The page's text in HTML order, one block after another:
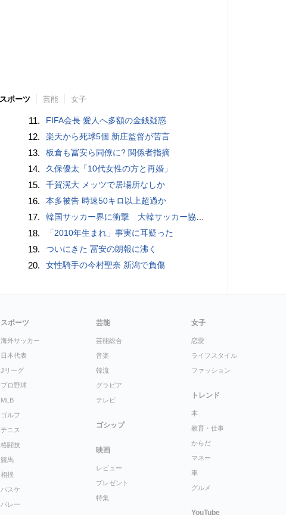
スポーツ 芸能 女子
11. FIFA会長 愛人へ多額の金銭疑惑
12. 楽天から死球5個 新庄監督が苦言
13. 板倉も冨安ら同僚に? 関係者指摘
14. 久保優太「10代女性の方と再婚」
15. 千賀滉大 メッツで居場所なしか
16. 本多被告 時速50キロ以上超過か
17. 韓国サッカー界に衝撃 大韓サッカー協会に外国人審判への“性的接待”疑惑 韓国メディアが報道
18. 「2010年生まれ」事実に耳疑った
19. ついにきた 冨安の朗報に沸く
20. 女性騎手の今村聖奈 新潟で負傷
スポーツ
海外サッカー
日本代表
Jリーグ
プロ野球
MLB
ゴルフ
テニス
格闘技
競馬
相撲
バスケ
バレー
芸能
芸能総合
音楽
韓流
グラビア
テレビ
ゴシップ
映画
レビュー
プレゼント
特集
女子
恋愛
ライフスタイル
ファッション
トレンド
本
教育・仕事
からだ
マネー
車
グルメ
YouTube